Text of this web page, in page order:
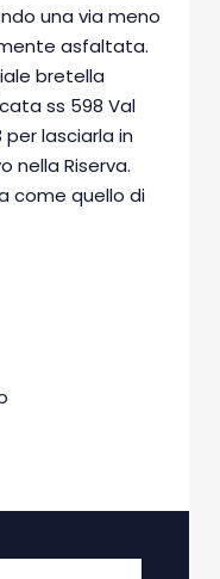
una via meno
asfaltata.
bretella
ss 598 Val
per lasciarla in
nella Riserva.
come quello di